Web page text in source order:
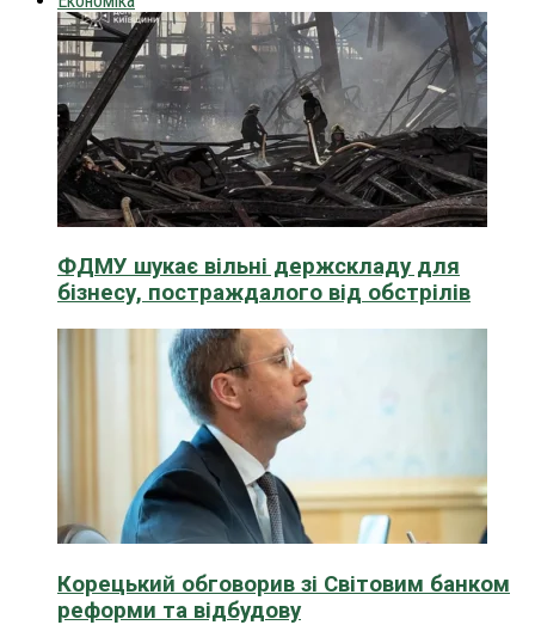
ФДМУ шукає вільні держскладу для
бізнесу, постраждалого від обстрілів
Корецький обговорив зі Світовим банком
реформи та відбудову